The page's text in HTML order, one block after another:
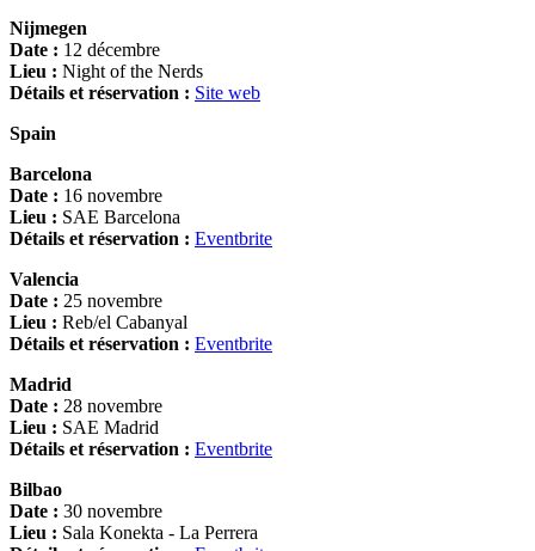
Nijmegen
Date : 12 décembre
Lieu : Night of the Nerds
Détails et réservation : Site web
Spain
Barcelona
Date : 16 novembre
Lieu : SAE Barcelona
Détails et réservation : Eventbrite
Valencia
Date : 25 novembre
Lieu : Reb/el Cabanyal
Détails et réservation : Eventbrite
Madrid
Date : 28 novembre
Lieu : SAE Madrid
Détails et réservation : Eventbrite
Bilbao
Date : 30 novembre
Lieu : Sala Konekta - La Perrera